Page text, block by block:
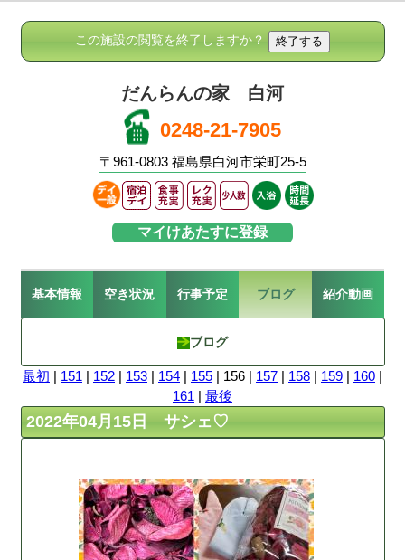
この施設の閲覧を終了しますか？
だんらんの家 白河
0248-21-7905
〒961-0803 福島県白河市栄町25-5
マイけあたすに登録
基本情報 空き状況 行事予定 ブログ 紹介動画
ブログ
最初 | 151 | 152 | 153 | 154 | 155 | 156 | 157 | 158 | 159 | 160 |
161 | 最後
2022年04月15日 サシェ♡